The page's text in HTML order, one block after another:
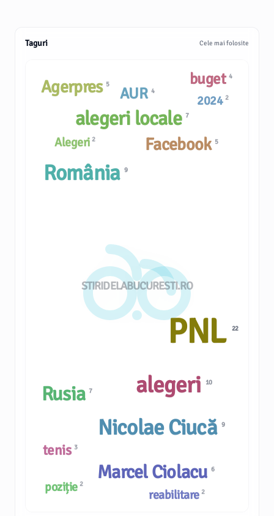
Taguri Cele mai folosite
STIRIDELABUCURESTI.RO
Alegeri 2
PNL22
poziție 2
reabilitare 2
Agerpres 5
tenis 3
Rusia7 alegeri 10
alegeri locale 7
AUR 4
Facebook 5
România 9
Nicolae Ciucă 9
2024 2
Marcel Ciolacu 6
buget4